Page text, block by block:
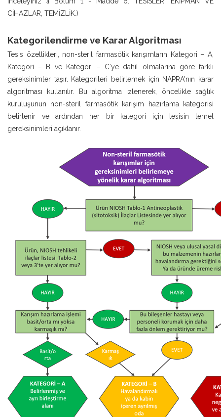
CİHAZLAR, TEMİZLİK.)
Kategorilendirme ve Karar Algoritması
Tesis özellikleri, non-steril farmasötik karışımların Kategori – A,
Kategori – B ve Kategori – C‘ye dahil olmalarına göre farklı
gereksinimler taşır. Kategorileri belirlemek için NAPRA'nın karar
algoritması kullanılır. Bu algoritma izlenerek, öncelikle sağlık
kuruluşunun non-steril farmasötik karışım hazırlama kategorisi
belirlenir ve ardından her bir kategori için tesisin temel
gereksinimleri açıklanır.